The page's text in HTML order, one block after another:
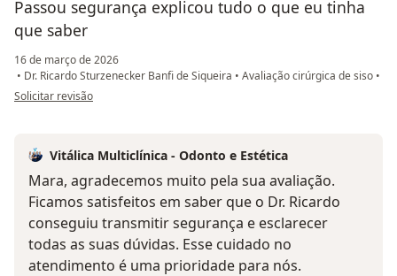
Passou segurança explicou tudo o que eu tinha
que saber
16 de março de 2026
• Dr. Ricardo Sturzenecker Banfi de Siqueira • Avaliação cirúrgica de siso •
na opinião do utilizador Mara Diniz
Solicitar revisão
Vitálica Multiclínica - Odonto e Estética
Mara, agradecemos muito pela sua avaliação.
Ficamos satisfeitos em saber que o Dr. Ricardo
conseguiu transmitir segurança e esclarecer
todas as suas dúvidas. Esse cuidado no
atendimento é uma prioridade para nós.